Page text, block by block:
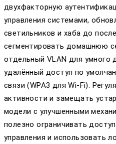
двухфакторную
управления системами,
светильников и хаба до
сегментировать домашнюю
отдельный VLAN для умного
удалённый доступ по
связи (WPA3 для Wi‑Fi).
активности и замещать
модели с улучшенными
полезно ограничивать
управления и использовать